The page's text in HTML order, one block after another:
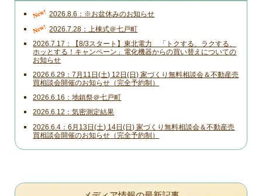
New! 2026.8.6 ※お盆休みのお知らせ
New! 2026.7.28 上棟式＠七戸町
2026.7.17
【8/3スタート】東北電力 「トクする、ラクする、
ホッとする！キャンペーン」電化機器からの買い替えについての
お知らせ
2026.6.29
7月11日(土) 12日(日) 家づくり無料相談会＆不動産売
買相談会開催のお知らせ（完全予約制）
2026.6.16 地鎮祭＠七戸町
2026.6.12 気密測定結果
2026.6.4
6月13日(土) 14日(日) 家づくり無料相談会＆不動産売
買相談会開催のお知らせ（完全予約制）